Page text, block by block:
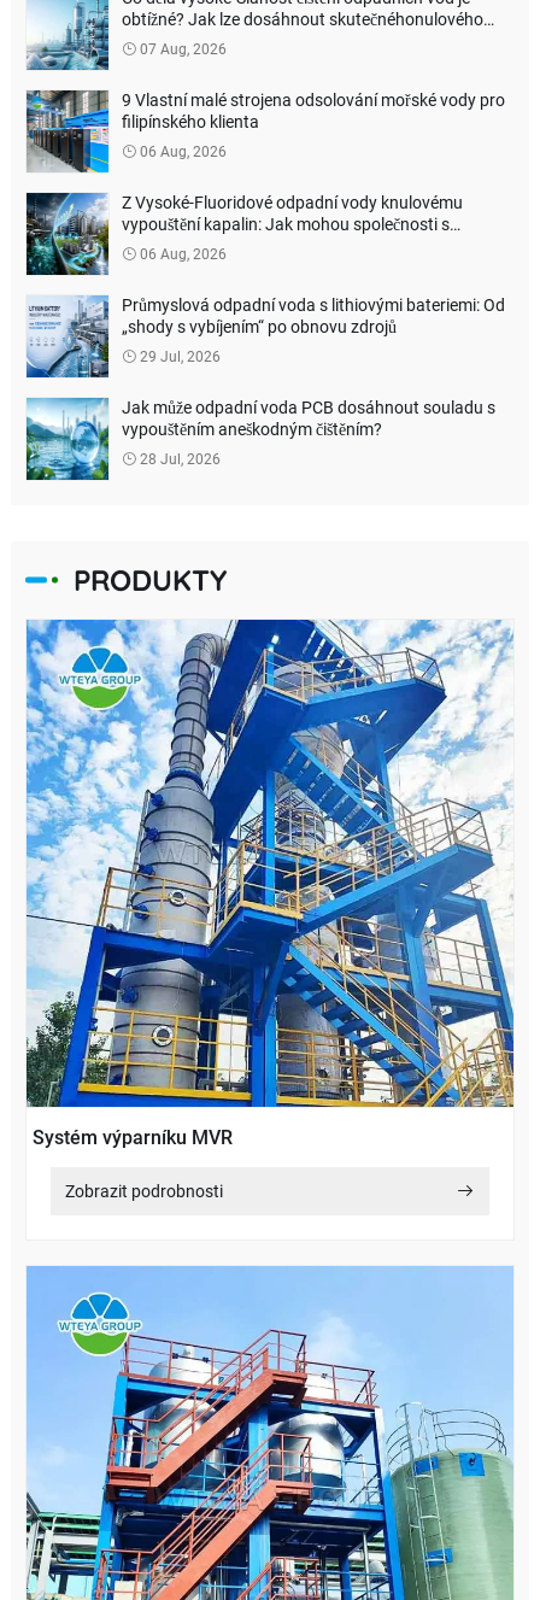
obtížné? Jak lze dosáhnout skutečnéhonulového
vypouštění kapaliny?
07 Aug, 2026
9 Vlastní malé strojena odsolování mořské vody pro
filipínského klienta
06 Aug, 2026
Z Vysoké-Fluoridové odpadní vody knulovému
vypouštění kapalin: Jak mohou společnosti s
lithiovými bateriemi snížitnákladyna ekologickou
úpravu?
06 Aug, 2026
Průmyslová odpadní voda s lithiovými bateriemi: Od
„shody s vybíjením“ po obnovu zdrojů
29 Jul, 2026
Jak může odpadní voda PCB dosáhnout souladu s
vypouštěním aneškodným čištěním?
28 Jul, 2026
PRODUKTY
Systém výparníku MVR
Zobrazit podrobnosti